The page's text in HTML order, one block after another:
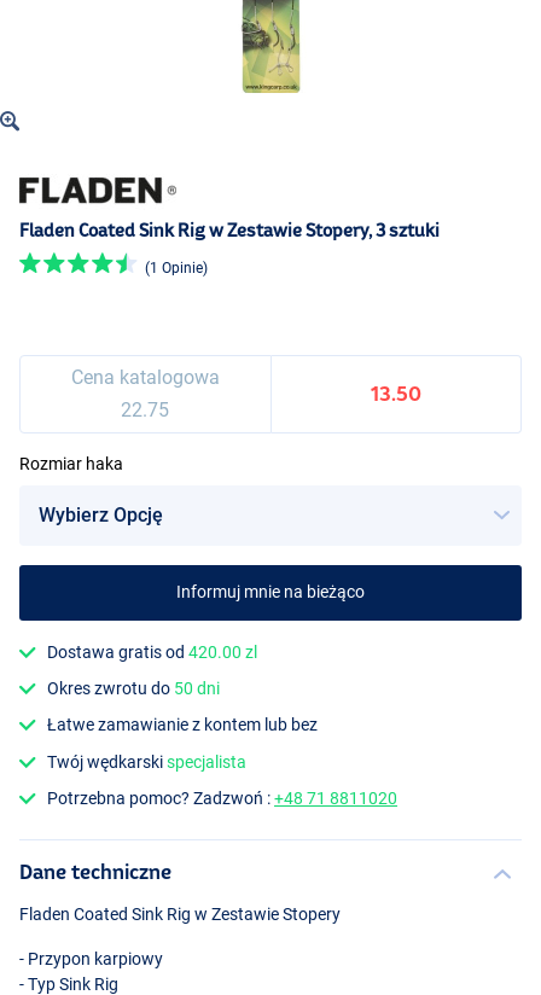
Fladen Coated Sink Rig w Zestawie Stopery, 3 sztuki
(1 Opinie)
Cena katalogowa
22.75
13.50
Rozmiar haka
Informuj mnie na bieżąco
Dostawa gratis od420.00 zl
Okres zwrotu do 50 dni
Łatwe zamawianie z kontem lub bez
Twój wędkarskispecjalista
Potrzebna pomoc? Zadzwoń :+48 71 8811020
Dane techniczne
Fladen Coated Sink Rig w Zestawie Stopery
- Przypon karpiowy
- Typ Sink Rig